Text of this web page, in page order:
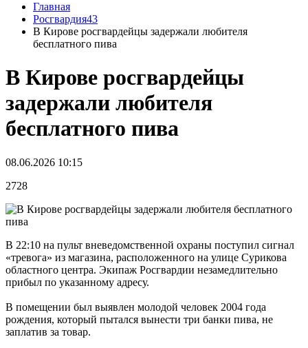
Главная
Росгвардия43
В Кирове росгвардейцы задержали любителя
бесплатного пива
В Кирове росгвардейцы
задержали любителя
бесплатного пива
08.06.2026 10:15
2728
В 22:10 на пульт вневедомственной охраны поступил сигнал
«тревога» из магазина, расположенного на улице Сурикова
областного центра. Экипаж Росгвардии незамедлительно
прибыл по указанному адресу.
В помещении был выявлен молодой человек 2004 года
рождения, который пытался вынести три банки пива, не
заплатив за товар.